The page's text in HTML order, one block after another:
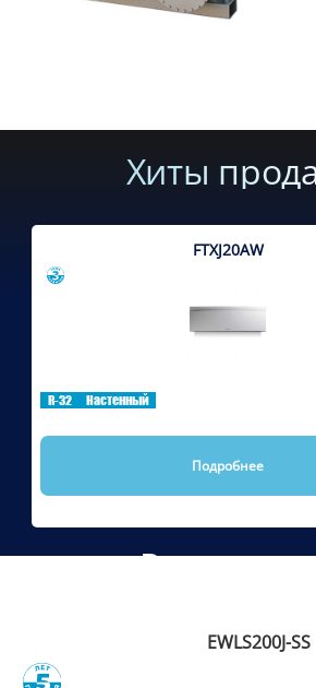
Хиты
FTXJ20AW
R-32 Настенный
Подробнее
EWLS200J-SS